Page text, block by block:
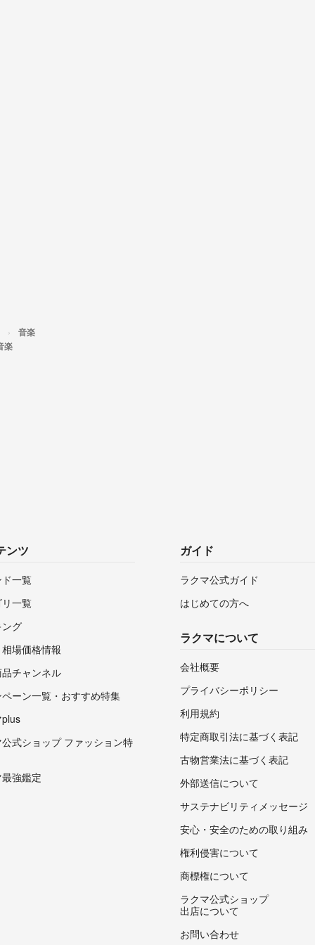
音楽
楽
ンツ
一覧
一覧
グ
場価格情報
チャンネル
ーン一覧・おすすめ特集
式ショップ ファッション特
強鑑定
ガイド
ラクマ公式ガイド
はじめての方へ
ラクマについて
会社概要
プライバシーポリシー
利用規約
特定商取引法に基づく表記
古物営業法に基づく表記
外部送信について
サステナビリティメッセージ
安心・安全のための取り組み
権利侵害について
商標権について
ラクマ公式ショップ
出店について
お問い合わせ